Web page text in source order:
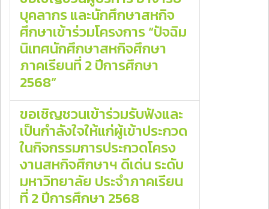
บุคลากร และนักศึกษาสหกิจ
ศึกษาเข้าร่วมโครงการ “ปัจฉิม
นิเทศนักศึกษาสหกิจศึกษา
ภาคเรียนที่ 2 ปีการศึกษา
2568”
ขอเชิญชวนเข้าร่วมรับฟังและ
เป็นกำลังใจให้แก่ผู้เข้าประกวด
ในกิจกรรมการประกวดโครง
งานสหกิจศึกษาฯ ดีเด่น ระดับ
มหาวิทยาลัย ประจำภาคเรียน
ที่ 2 ปีการศึกษา 2568